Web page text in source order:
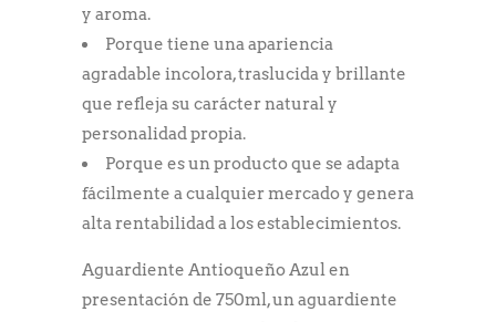
y aroma.
Porque tiene una apariencia
agradable incolora, traslucida y brillante
que refleja su carácter natural y
personalidad propia.
Porque es un producto que se adapta
fácilmente a cualquier mercado y genera
alta rentabilidad a los establecimientos.
Aguardiente Antioqueño Azul en
presentación de 750ml, un aguardiente